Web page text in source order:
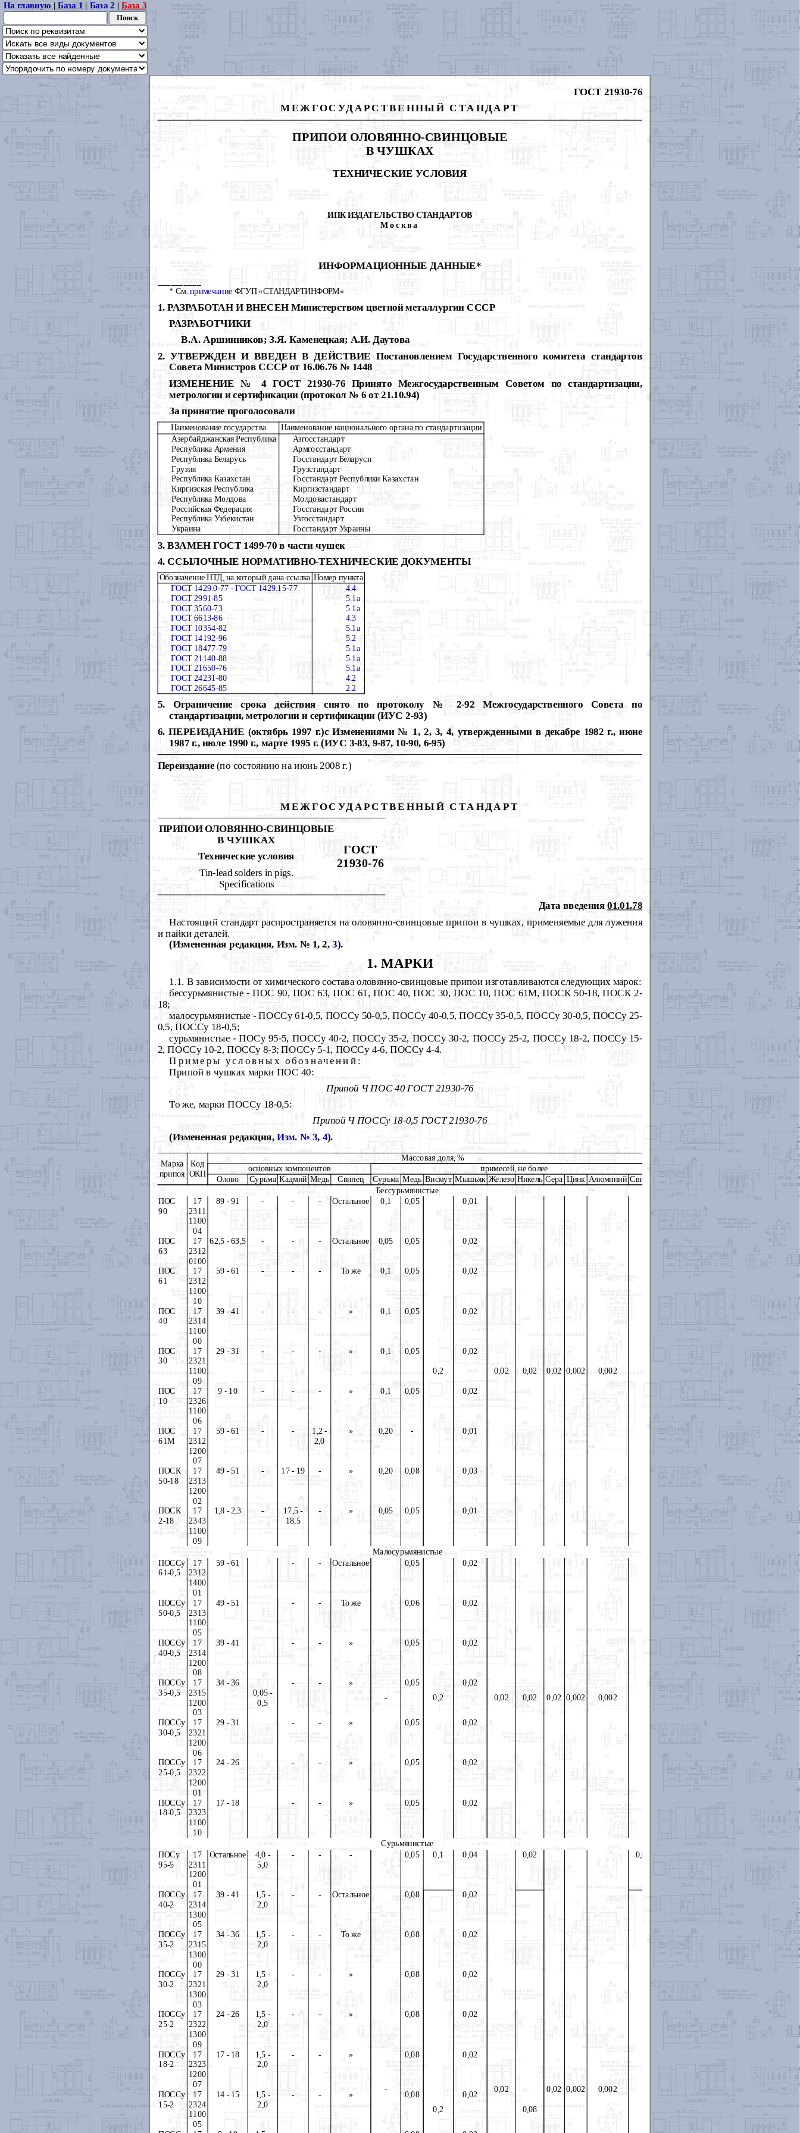
На главную |База 1 | База 2 |База 3
ГОСТ 21930-76
МЕЖГОСУДАРСТВЕННЫЙ СТАНДАРТ
ПРИПОИ ОЛОВЯННО-СВИНЦОВЫЕ
В ЧУШКАХ
ТЕХНИЧЕСКИЕ УСЛОВИЯ
ИПК ИЗДАТЕЛЬСТВО СТАНДАРТОВ
Москва
ИНФОРМАЦИОННЫЕ ДАННЫЕ*
__________
* См.примечание ФГУП «СТАНДАРТИНФОРМ»
1. РАЗРАБОТАН И ВНЕСЕН Министерством цветной металлургииСССР
РАЗРАБОТЧИКИ
В.А. Аршинников; З.Я. Каменецкая; А.И. Даутова
2. УТВЕРЖДЕН И ВВЕДЕН В ДЕЙСТВИЕ Постановлением Государственного комитета стандартов
Совета Министров СССР от 16.06.76 № 1448
ИЗМЕНЕНИЕ № 4 ГОСТ 21930-76 Принято Межгосударственным Советом по стандартизации,
метрологии и сертификации (протокол № 6 от 21.10.94)
За принятие проголосовали
Наименование государства
Наименование национального органа по стандартизации
Азербайджанская Республика
Азгосстандарт
Республика Армения
Армгосстандарт
Республика Беларусь
Госстандарт Беларуси
Грузия
Грузстандарт
Республика Казахстан Госстандарт Республики Казахстан
Киргизская Республика Киргизстандарт
Республика Молдова Молдовастандарт
Российская Федерация Госстандарт России
Республика Узбекистан Узгосстандарт
Украина Госстандарт Украины
3. ВЗАМЕН ГОСТ 1499-70 в части чушек
4. ССЫЛОЧНЫЕ НОРМАТИВНО-ТЕХНИЧЕСКИЕ ДОКУМЕНТЫ
Обозначение НТД, на который дана ссылка Номер пункта
ГОСТ 1429.0-77 -ГОСТ 1429.15-77
4.4
ГОСТ 2991-85
5.1а
ГОСТ 3560-73 5.1а
ГОСТ 6613-86
4.3
ГОСТ 10354-82
5.1а
ГОСТ 14192-96 5.2
ГОСТ 18477-79
5.1а
ГОСТ 21140-88
5.1а
ГОСТ 21650-76
5.1а
ГОСТ 24231-80
4.2
ГОСТ 26645-85
2.2
5. Ограничение срока действия снято по протоколу № 2-92 Межгосударственного Совета по
стандартизации, метрологии и сертификации (ИУС 2-93)
6. ПЕРЕИЗДАНИЕ (октябрь 1997 г.)с Изменениями № 1, 2, 3, 4, утвержденными в декабре 1982 г., июне
1987 г., июле 1990 г., марте 1995 г. (ИУС 3-83, 9-87, 10-90, 6-95)
Переиздание(по состоянию на июнь 2008 г.)
МЕЖГОСУДАРСТВЕННЫЙ СТАНДАРТ
ПРИПОИ ОЛОВЯННО-СВИНЦОВЫЕ
В ЧУШКАХ
Техническиеусловия
Tin-lead solders in pigs.
Specifications
ГОСТ
21930-76
Дата введения01.01.78
Настоящий стандарт распространяется на оловянно-свинцовые припои в чушках, применяемые для лужения
и пайки деталей.
(Измененная редакция, Изм. № 1, 2,3).
1. МАРКИ
1.1. В зависимости от химического состава оловянно-свинцовые припои изготавливаются следующих марок:
бессурьмянистые - ПОС 90, ПОС 63,ПОС 61, ПОС 40, ПОС 30, ПОС 10, ПОС 61М, ПОСК 50-18, ПОСК 2-
18;
малосурьмянистые - ПОССу 61-0,5, ПОССу 50-0,5, ПОССу 40-0,5, ПОССу 35-0,5, ПОССу 30-0,5, ПОССу 25-
0,5, ПОССу 18-0,5;
сурьмянистые - ПОСу 95-5, ПОССу 40-2, ПОССу 35-2, ПОССу 30-2, ПОССу 25-2, ПОССу 18-2, ПОССу 15-
2, ПОССу 10-2, ПОССу 8-3; ПОССу 5-1, ПОССу 4-6, ПОССу 4-4.
Примеры условных обозначений:
Припой в чушках марки ПОС 40:
Припой Ч ПОС 40 ГОСТ 21930-76
То же, марки ПОССу 18-0,5:
Припой Ч ПОССу 18-0,5 ГОСТ 21930-76
(Измененная редакция, Изм. № 3, 4).
Марка
припоя
Код
ОКП
Массовая доля, %
основных компонентов
примесей, не более
Олово
Сурьма Кадмий Медь Свинец Сурьма Медь Висмут Мышьяк Железо Никель Сера Цинк Алюминий Свинец
Бессурьмянистые
ПОС
90
17
2311
1100
04
89 - 91 - - - Остальное 0,1 0,05
0,2
0,01
0,02 0,02 0,02 0,002 0,002 -
ПОС
63
17
2312
0100
62,5 - 63,5 - - - Остальное 0,05 0,05 0,02
ПОС
61
17
2312
1100
10
59 - 61 - - - То же 0,1 0,05 0,02
ПОС
40
17
2314
1100
00
39 - 41 - - - » 0,1 0,05 0,02
ПОС
30
17
2321
1100
09
29 - 31 - - - » 0,1 0,05 0,02
ПОС
10
17
2326
1100
06
9 - 10 - - - » 0,1 0,05 0,02
ПОС
61М
17
2312
1200
07
59 - 61 - -
1,2 -
2,0
» 0,20 - 0,01
ПОСК
50-18
17
2313
1200
02
49 - 51 - 17 - 19 - » 0,20 0,08 0,03
ПОСК
2-18
17
2343
1100
09
1,8 - 2,3 -
17,5 -
18,5
- » 0,05 0,05 0,01
Малосурьмянистые
ПОССу
61-0,5
17
2312
1400
01
59 - 61
0,05 -
0,5
- - Остальное
-
0,05
0,2
0,02
0,02 0,02 0,02 0,002 0,002 -
ПОССу
50-0,5
17
2313
1100
05
49 - 51 - - То же 0,06 0,02
ПОССу
40-0,5
17
2314
1200
08
39 - 41 - - » 0,05 0,02
ПОССу
35-0,5
17
2315
1200
03
34 - 36 - - » 0,05 0,02
ПОССу
30-0,5
17
2321
1200
06
29 - 31 - - » 0,05 0,02
ПОССу
25-0,5
17
2322
1200
01
24 - 26 - - » 0,05 0,02
ПОССу
18-0,5
17
2323
1100
10
17 - 18 - - » 0,05 0,02
Сурьмянистые
ПОСу
95-5
17
2311
1200
01
Остальное
4,0 -
5,0
- - -
-
0,05 0,1 0,04
0,02
0,02
0,02 0,002 0,002
0,07
ПОССу
40-2
17
2314
1300
05
39 - 41 1,5 -
2,0
- - Остальное 0,08
0,2
0,02
0,08 -
ПОССу
35-2
17
2315
1300
00
34 - 36
1,5 -
2,0
- - То же 0,08 0,02
ПОССу
30-2
17
2321
1300
03
29 - 31
1,5 -
2,0
- - » 0,08 0,02
ПОССу
25-2
17
2322
1300
09
24 - 26
1,5 -
2,0
- - » 0,08 0,02
ПОССу
18-2
17
2323
1200
07
17 - 18
1,5 -
2,0
- - » 0,08 0,02
ПОССу
15-2
17
2324
1100
05
14 - 15
1,5 -
2,0
- - » 0,08 0,02